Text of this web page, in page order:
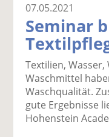
07.05.2021
Seminar
Textilien,
Waschmittel
Waschqualität.
gute Ergebnisse
Hohenstein